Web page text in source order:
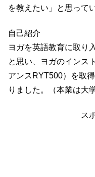
を教えたい」と思って
自己紹介
ヨガを英語教育に取り
と思い、ヨガのインス
アンスRYT500）を取
りました。（本業は大
ス